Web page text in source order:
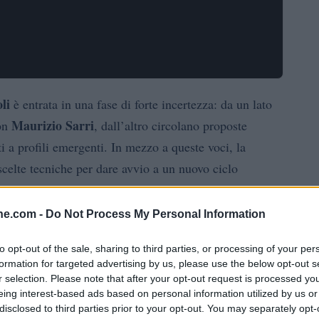
- Do Not Process My Personal Information
opt-out of the sale, sharing to third parties, or processing of your
for targeted advertising by us, please use the below opt-out
selection. Please note that after your opt-out request is processed
interest-based ads based on personal information utilized by us
to third parties prior to your opt-out. You may separately
è entrata in una fase di forte incertezza: da un lato
Maurizio Sarri, dall’altro circolano proposte
a profili emergenti. In mezzo a queste voci, la
tecniche per dare avvio a un nuovo ciclo
a sorpresa. Il confronto tra la comunicazione
rendere il quadro ancora più fluido.
con diversi allenatori: i nomi più ricorrenti sono
entrambi ritenuti idonei dalle componenti dirigenziali
diAntonio Conteviene descritta come incerta,
dubbi sulla sua permanenza. Nelle stesse